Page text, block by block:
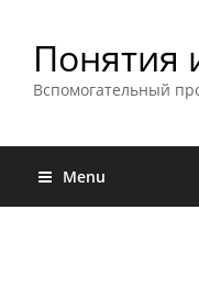
Понятия
Вспомогательный
Menu